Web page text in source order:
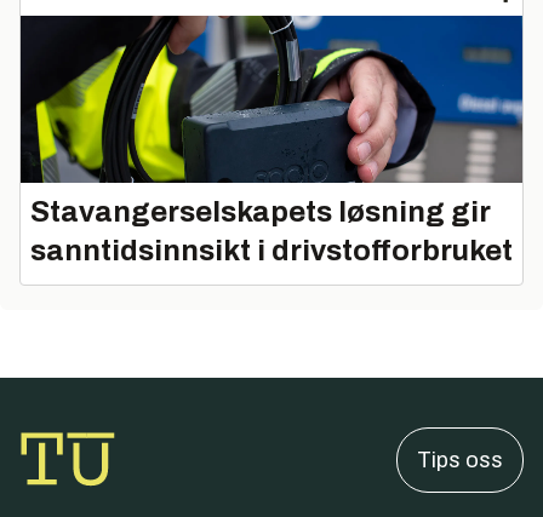
Stavangerselskapets løsning gir
sanntidsinnsikt i drivstofforbruket
Tips oss